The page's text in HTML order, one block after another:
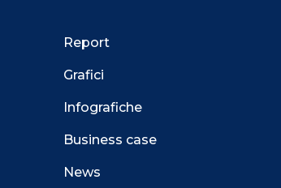
Report
Grafici
Infografiche
Business case
News